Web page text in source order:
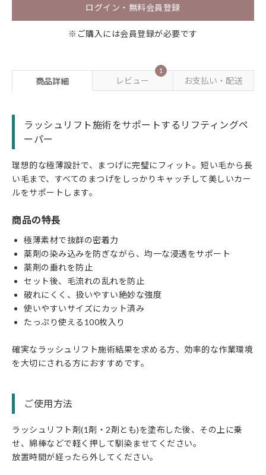
ログイン・無料会員登録
※ご購入には会員登録が必要です
商品詳細 レビュー
1
お支払い・配送
ラッシュリフト施術をサポートするリフティングペ
ーパー
理想的な極薄設計で、まつげに完璧にフィット。短い毛から長
い毛まで、すべてのまつげをしっかりキャッチして美しいカー
ルをサポートします。
商品の特長
極薄素材で抜群の密着力
薬剤の染み込みを防ぎながら、均一な浸透をサポート
薬剤の垂れを防止
セット後、毛流れの乱れを防止
破れにくく、扱いやすい絶妙な強度
使いやすいサイズにカット済み
たっぷり使える100枚入り
確実なラッシュリフト施術結果を求める方、効率的な作業環境
を大切にされる方におすすめです。
ご使用方法
ラッシュリフト剤(1剤・2剤とも)を塗布した後、その上に乗
せ、綿棒などで軽く押して馴染ませてください。
放置時間が経ったら外してください。